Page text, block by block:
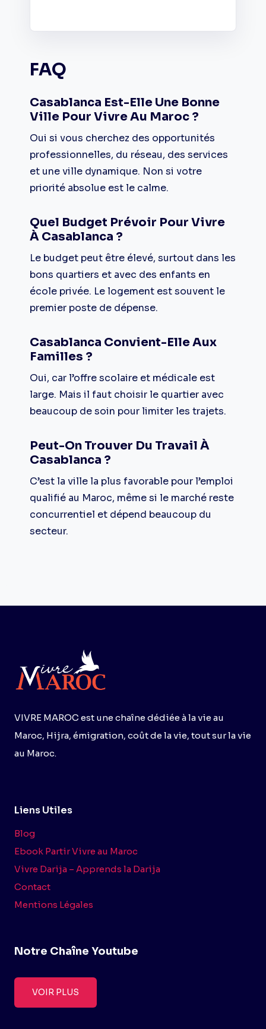
FAQ
Casablanca Est-Elle Une Bonne
Ville Pour Vivre Au Maroc ?
Oui si vous cherchez des opportunités
professionnelles, du réseau, des services
et une ville dynamique. Non si votre
priorité absolue est le calme.
Quel Budget Prévoir Pour Vivre
À Casablanca ?
Le budget peut être élevé, surtout dans les
bons quartiers et avec des enfants en
école privée. Le logement est souvent le
premier poste de dépense.
Casablanca Convient-Elle Aux
Familles ?
Oui, car l’offre scolaire et médicale est
large. Mais il faut choisir le quartier avec
beaucoup de soin pour limiter les trajets.
Peut-On Trouver Du Travail À
Casablanca ?
C’est la ville la plus favorable pour l’emploi
qualifié au Maroc, même si le marché reste
concurrentiel et dépend beaucoup du
secteur.
VIVRE MAROC est une chaîne dédiée à la vie au
Maroc, Hijra, émigration, coût de la vie, tout sur la vie
au Maroc.
Liens Utiles
Blog
Ebook Partir Vivre au Maroc
Vivre Darija – Apprends la Darija
Contact
Mentions Légales
Notre Chaîne Youtube
VOIR PLUS